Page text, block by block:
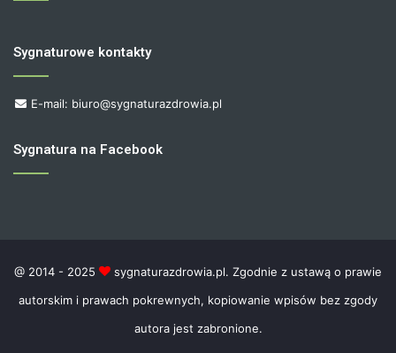
Sygnaturowe kontakty
E-mail: biuro@sygnaturazdrowia.pl
Sygnatura na Facebook
@ 2014 - 2025
sygnaturazdrowia.pl. Zgodnie z ustawą o prawie
autorskim i prawach pokrewnych, kopiowanie wpisów bez zgody
autora jest zabronione.